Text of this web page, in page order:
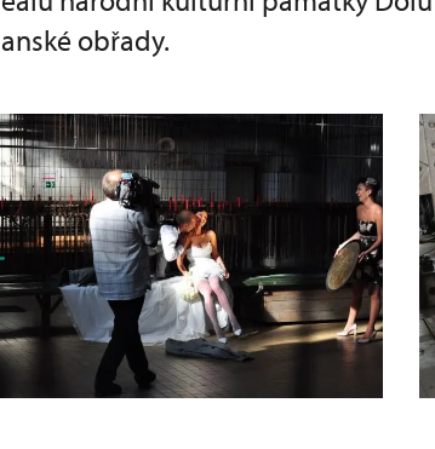
obřady.